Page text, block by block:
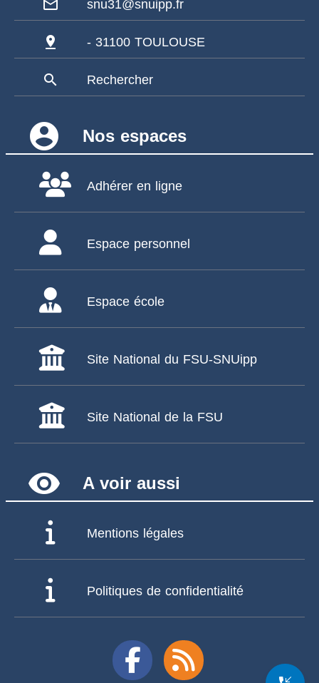
mail_outline snu31@snuipp.fr
pin_drop - 31100 TOULOUSE
search Rechercher
account_circle Nos espaces
Adhérer en ligne
Espace personnel
Espace école
Site National du FSU-SNUipp
Site National de la FSU
remove_red_eye A voir aussi
Mentions légales
Politiques de confidentialité